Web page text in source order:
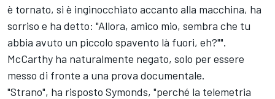
è tornato, si è inginocchiato accanto alla macchina, ha
sorriso e ha detto: "Allora, amico mio, sembra che tu
abbia avuto un piccolo spavento là fuori, eh?"".
McCarthy ha naturalmente negato, solo per essere
messo di fronte a una prova documentale.
"Strano", ha risposto Symonds, "perché la telemetria